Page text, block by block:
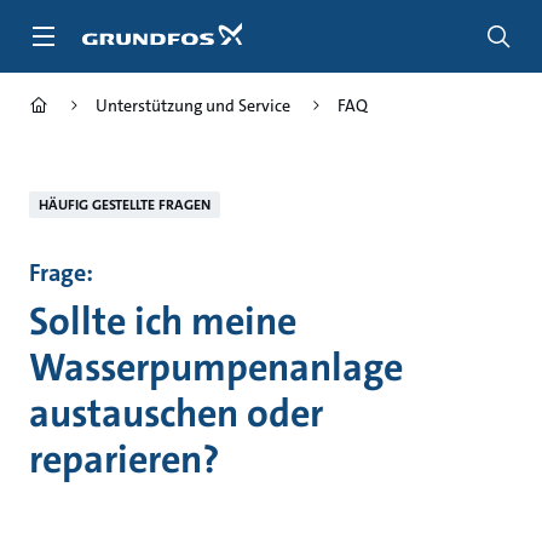
Inhalt
Unterstützung und Service FAQ
HÄUFIG GESTELLTE FRAGEN
Frage:
Sollte ich meine
Wasserpumpenanlage
austauschen oder
reparieren?